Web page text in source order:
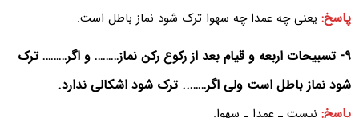
پاسخ: یعنی چه عمدا چه سهوا ترک شود نماز باطل است.
۹- تسبیحات اربعه و قیام بعد از رکوع رکن نماز……… و اگر……… ترک
شود نماز باطل است ولی اگر…….. ترک شود اشکالی ندارد.
پاسخ: نیست ـ عمدا ـ سهوا.